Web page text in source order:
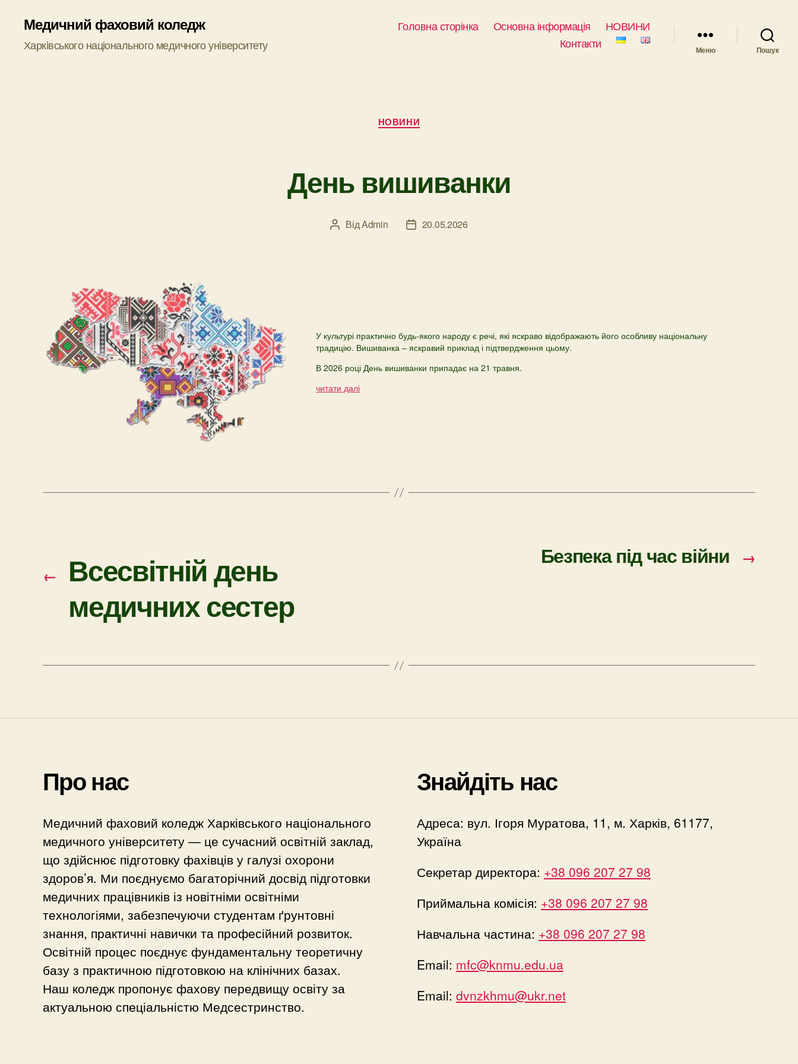
Медичний фаховий коледж
Харкiвського нацiонального медичного унiверситету
Головна сторінка Основна інформація
НОВИНИ
Контакти
Меню Пошук
Категорії
НОВИНИ
День вишиванки
Автор
ВідAdmin
Дата20.05.2026
У культурі практично будь-якого народу є речі, які яскраво відображають його особливу національну
традицію. Вишиванка – яскравий приклад і підтвердження цьому.
В 2026 році День вишиванки припадає на 21 травня.
читати далі
←
Всесвітній день
медичних сестер
→
Безпека під час війни
Про нас
Медичний фаховий коледж Харківського національного
медичного університету — це сучасний освітній заклад,
що здійснює підготовку фахівців у галузі охорони
здоров’я. Ми поєднуємо багаторічний досвід підготовки
медичних працівників із новітніми освітніми
технологіями, забезпечуючи студентам ґрунтовні
знання, практичні навички та професійний розвиток.
Освітній процес поєднує фундаментальну теоретичну
базу з практичною підготовкою на клінічних базах.
Наш коледж пропонує фахову передвищу освіту за
актуальною спеціальністю Медсестринство.
Знайдіть нас
Адреса: вул. Ігоря Муратова, 11, м. Харків, 61177,
Україна
Секретар директора: +38 096 207 27 98
Приймальна комісія: +38 096 207 27 98
Навчальна частина: +38 096 207 27 98
Email: mfc@knmu.edu.ua
Email: dvnzkhmu@ukr.net